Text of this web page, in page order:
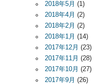
2018年5月 (1)
2018年4月 (2)
2018年2月 (2)
2018年1月 (14)
2017年12月 (23)
2017年11月 (28)
2017年10月 (27)
2017年9月 (26)